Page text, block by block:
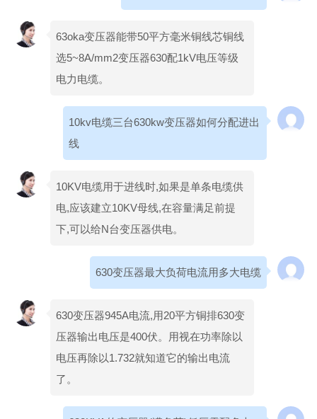
63oka变压器能带50平方毫米铜线芯铜线
选5~8A/mm2变压器630配1kV电压等级
电力电缆。
10kv电缆三台630kw变压器如何分配进出
线
10KV电缆用于进线时,如果是单条电缆供
电,应该建立10KV母线,在容量满足前提
下,可以给N台变压器供电。
630变压器最大负荷电流用多大电缆
630变压器945A电流,用20平方铜排630变
压器输出电压是400伏。用视在功率除以
电压再除以1.732就知道它的输出电流
了。